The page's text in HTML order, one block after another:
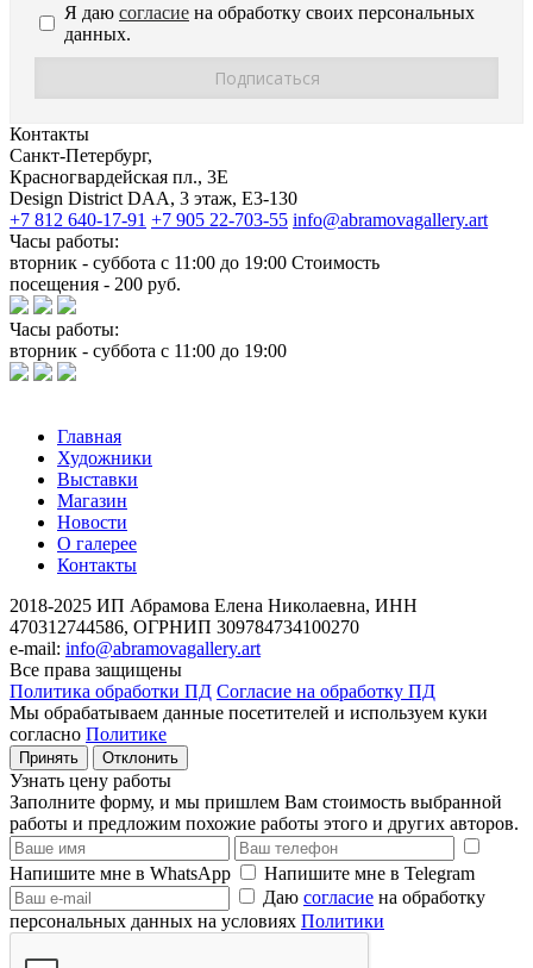
Я даю согласие на обработку своих персональных
данных.
Контакты
Санкт-Петербург,
Красногвардейская пл., 3E
Design District DAA, 3 этаж, Е3-130
+7 812 640-17-91 +7 905 22-703-55 info@abramovagallery.art
Часы работы:
вторник - суббота с 11:00 до 19:00 Стоимость
посещения - 200 руб.
Часы работы:
вторник - суббота с 11:00 до 19:00
Главная
Художники
Выставки
Магазин
Новости
О галерее
Контакты
2018-2025 ИП Абрамова Елена Николаевна, ИНН
470312744586, ОГРНИП 309784734100270
e-mail: info@abramovagallery.art
Все права защищены
Политика обработки ПД Согласие на обработку ПД
Мы обрабатываем данные посетителей и используем куки
согласно Политике
Принять Отклонить
Узнать цену работы
Заполните форму, и мы пришлем Вам стоимость выбранной
работы и предложим похожие работы этого и других авторов.
Напишите мне в WhatsApp
Напишите мне в Telegram
Даю согласие на обработку
персональных данных на условиях Политики